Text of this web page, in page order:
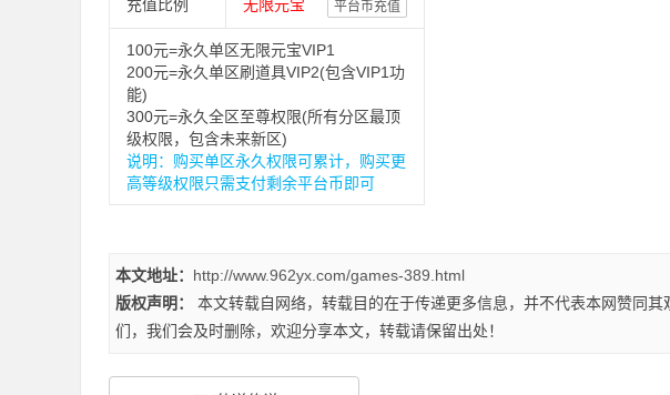
充值比例 无限元宝 平台币充值
100元=永久单区无限元宝VIP1
200元=永久单区刷道具VIP2(包含VIP1功
能)
300元=永久全区至尊权限(所有分区最顶
级权限，包含未来新区)
说明：购买单区永久权限可累计，购买更
高等级权限只需支付剩余平台币即可
本文地址： http://www.962yx.com/games-389.html
版权声明：
本文转载自网络，转载目的在于传递更多信息，并不代表本网赞同
们，我们会及时删除，欢迎分享本文，转载请保留出处！